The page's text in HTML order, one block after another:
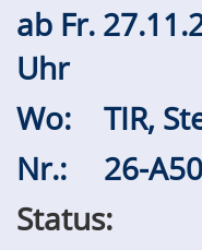
ab Fr.
Uhr
Wo:
TIR,
Nr.:
26-
Status: